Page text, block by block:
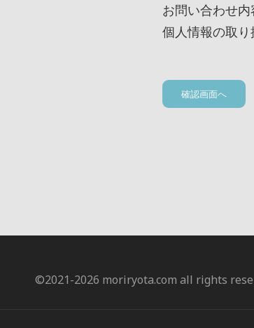
お問い合わせ
個人情報の取り
確認画面へ
©️2021-2026 moriryota.com all rights